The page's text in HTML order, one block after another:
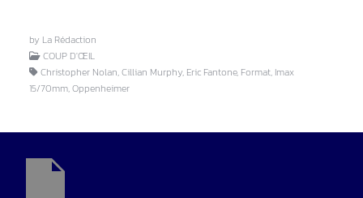
by La Rédaction
COUP D'ŒIL
Christopher Nolan, Cillian Murphy, Eric Fantone, Format, Imax
15/70mm, Oppenheimer